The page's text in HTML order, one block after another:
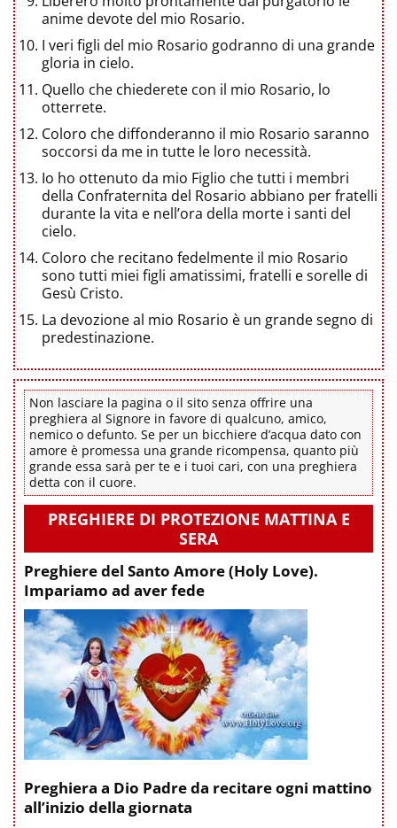
anime devote del mio Rosario.
I veri figli del mio Rosario godranno di una grande
gloria in cielo.
Quello che chiederete con il mio Rosario, lo
otterrete.
Coloro che diffonderanno il mio Rosario saranno
soccorsi da me in tutte le loro necessità.
Io ho ottenuto da mio Figlio che tutti i membri
della Confraternita del Rosario abbiano per fratelli
durante la vita e nell’ora della morte i santi del
cielo.
Coloro che recitano fedelmente il mio Rosario
sono tutti miei figli amatissimi, fratelli e sorelle di
Gesù Cristo.
La devozione al mio Rosario è un grande segno di
predestinazione.
Non lasciare la pagina o il sito senza offrire una
preghiera al Signore in favore di qualcuno, amico,
nemico o defunto. Se per un bicchiere d’acqua dato con
amore è promessa una grande ricompensa, quanto più
grande essa sarà per te e i tuoi cari, con una preghiera
detta con il cuore.
PREGHIERE DI PROTEZIONE MATTINA E
SERA
Preghiere del Santo Amore (Holy Love).
Impariamo ad aver fede
Preghiera a Dio Padre da recitare ogni mattino
all’inizio della giornata